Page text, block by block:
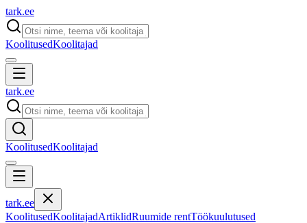
tark.ee
KoolitusedKoolitajad
tark.ee
KoolitusedKoolitajad
tark.ee
KoolitusedKoolitajadArtiklidRuumide rentTöökuulutused